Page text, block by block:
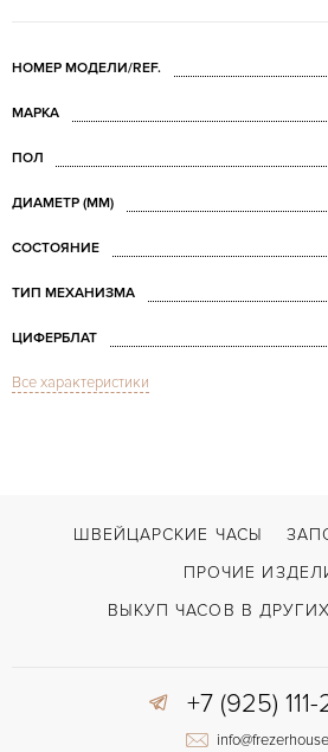
НОМЕР МОДЕЛИ/REF.
МАРКА
ПОЛ
ДИАМЕТР (MM)
СОСТОЯНИЕ
ТИП МЕХАНИЗМА
ЦИФЕРБЛАТ
СТЕКЛО
ВОЗМОЖНОСТИ ДОСТАВКИ
ЦВЕТ БРАСЛЕТА
Все характеристики
ШВЕЙЦАРСКИЕ ЧАСЫ
ПРОЧИЕ
ВЫКУП ЧАСОВ В
+7 (925)